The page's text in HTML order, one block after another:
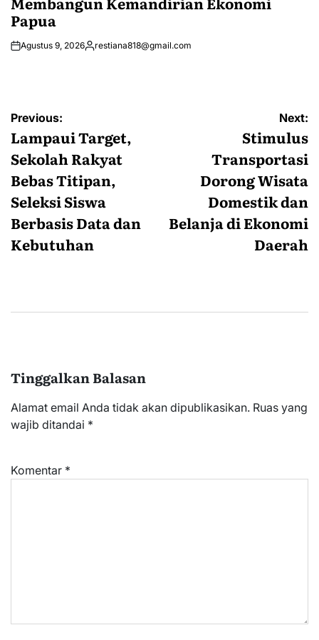
Papua
Agustus 9, 2026Posted
restiana818@gmail.com
Navigasi
pos
Previous:
Lampaui Target,
Sekolah Rakyat
Bebas Titipan,
Seleksi Siswa
Berbasis Data dan
Kebutuhan
Next:
Stimulus
Transportasi
Dorong Wisata
Domestik dan
Belanja di Ekonomi
Daerah
Tinggalkan Balasan
Alamat email Anda tidak akan dipublikasikan. Ruas yang
wajib ditandai *
Komentar *